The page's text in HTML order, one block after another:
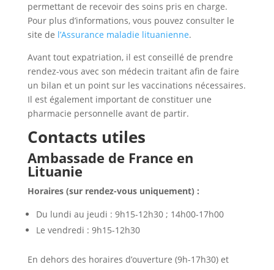
permettant de recevoir des soins pris en charge.
Pour plus d’informations, vous pouvez consulter le
site de l’Assurance maladie lituanienne.
Avant tout expatriation, il est conseillé de prendre
rendez-vous avec son médecin traitant afin de faire
un bilan et un point sur les vaccinations nécessaires.
Il est également important de constituer une
pharmacie personnelle avant de partir.
Contacts utiles
Ambassade de France en
Lituanie
Horaires (sur rendez-vous uniquement) :
Du lundi au jeudi : 9h15-12h30 ; 14h00-17h00
Le vendredi : 9h15-12h30
En dehors des horaires d’ouverture (9h-17h30) et